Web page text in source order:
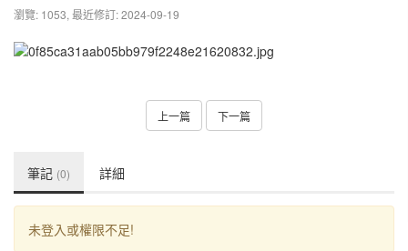
瀏覽: 1053, 最近修訂: 2024-09-19
上一篇 下一篇
筆記 (0) 詳細
未登入或權限不足!